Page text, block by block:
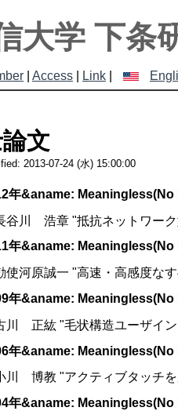
大学 下条
Access Link
文
2013-07-24 (水) 15:00:00
年&aname:
谷川 浩章 "抵抗ネットワー
年&aname:
使河原誠一 "高速・高感度な
年&aname:
川 正紘 "毛状構造ユーザイ
年&aname:
川 博教 "アクティブタッチ
年&aname: